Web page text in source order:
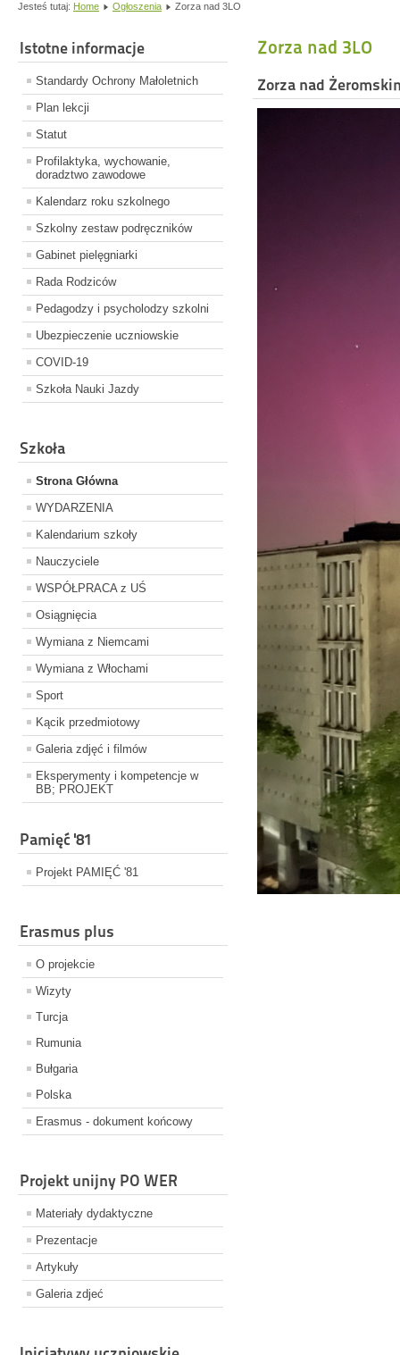
Jesteś tutaj: Home Ogłoszenia Zorza nad 3LO
Istotne informacje
Standardy Ochrony Małoletnich
Plan lekcji
Statut
Profilaktyka, wychowanie,
doradztwo zawodowe
Kalendarz roku szkolnego
Szkolny zestaw podręczników
Gabinet pielęgniarki
Rada Rodziców
Pedagodzy i psycholodzy szkolni
Ubezpieczenie uczniowskie
COVID-19
Szkoła Nauki Jazdy
Szkoła
Strona Główna
WYDARZENIA
Kalendarium szkoły
Nauczyciele
WSPÓŁPRACA z UŚ
Osiągnięcia
Wymiana z Niemcami
Wymiana z Włochami
Sport
Kącik przedmiotowy
Galeria zdjęć i filmów
Eksperymenty i kompetencje w
BB; PROJEKT
Pamięć '81
Projekt PAMIĘĆ '81
Erasmus plus
O projekcie
Wizyty
Turcja
Rumunia
Bułgaria
Polska
Erasmus - dokument końcowy
Projekt unijny PO WER
Materiały dydaktyczne
Prezentacje
Artykuły
Galeria zdjeć
Zorza nad 3LO
Zorza nad